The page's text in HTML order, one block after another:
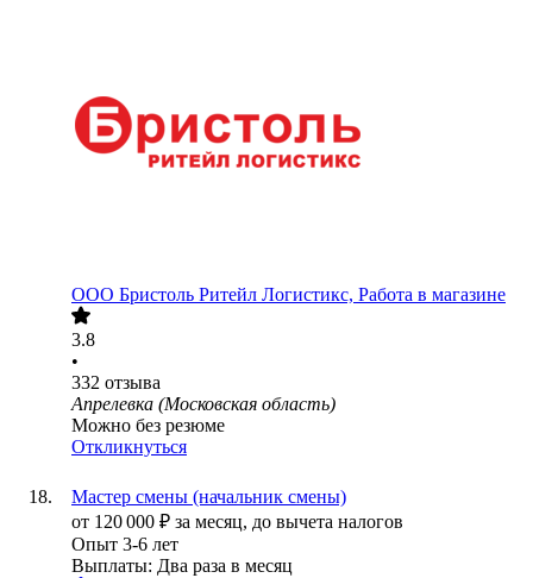
ООО Бристоль Ритейл Логистикс, Работа в магазине
3.8
•
332 отзыва
Апрелевка (Московская область)
Можно без резюме
Откликнуться
Мастер смены (начальник смены)
от 120 000 ₽ за месяц, до вычета налогов
Опыт 3-6 лет
Выплаты: Два раза в месяц